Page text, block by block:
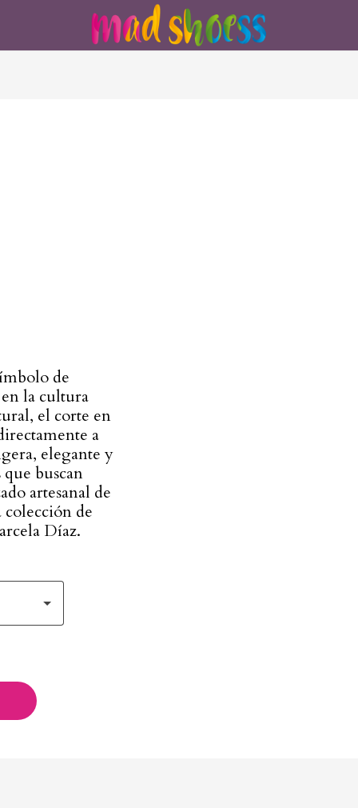
de
la cultura
el corte en
a
elegante y
buscan
artesanal de
de
Díaz.